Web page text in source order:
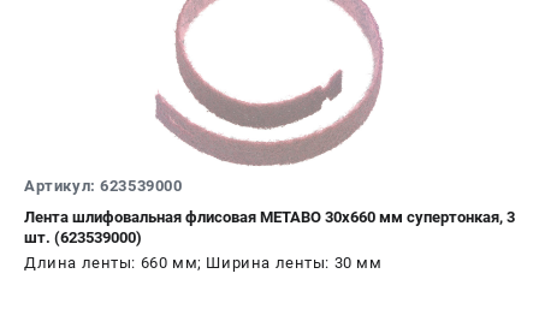
Артикул: 623539000
Лента шлифовальная флисовая METABO 30x660 мм супертонкая, 3
шт. (623539000)
Длина ленты: 660 мм; Ширина ленты: 30 мм